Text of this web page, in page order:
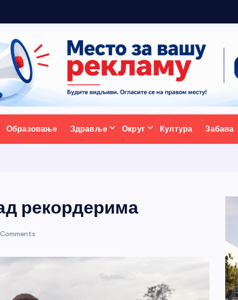
портал
Образовање Здравље Округ Култура Забава
рекордерима